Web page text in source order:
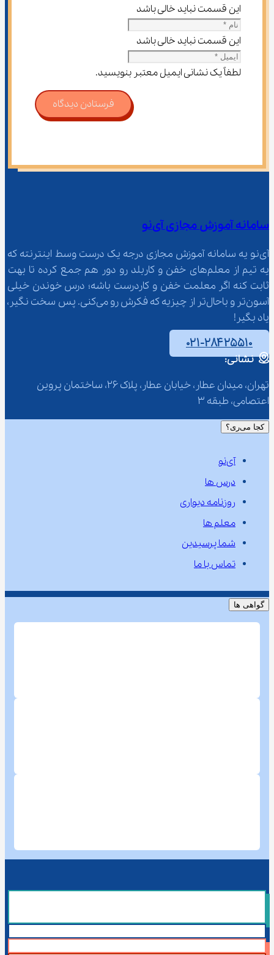
این قسمت نباید خالی باشد
این قسمت نباید خالی باشد
لطفاً یک نشانی ایمیل معتبر بنویسید.
فرستادن دیدگاه
سامانه آموزش مجازی آی‌نو
آی‌نو یه سامانه آموزش مجازی درجه یک درست وسط اینترنته که
یه تیم از معلم‌‌های خفن و کاربلد رو دور هم جمع کرده تا بهت
ثابت کنه اگر معلمت خفن و کاردرست باشه؛ درس خوندن خیلی
آسون‌تر و باحال‌تر از چیزیه که فکرش رو می‌کنی. پس سخت نگیر،
یاد بگیر!
۰۲۱-۲۸۴۲۵۵۱۰
نشانی:
تهران، میدان عطار، خیابان عطار، پلاک 26، ساختمان پروین
اعتصامی، طبقه 3
کجا می‌ری؟
آی‌نو
درس ها
روزنامه دیواری
معلم ها
شما پرسیدین
تماس با ما
گواهی ها